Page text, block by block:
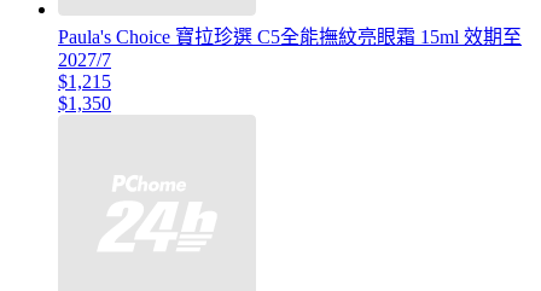
Paula's Choice 寶拉珍選 C5全能撫紋亮眼霜 15ml 效期至
2027/7
$1,215
$1,350